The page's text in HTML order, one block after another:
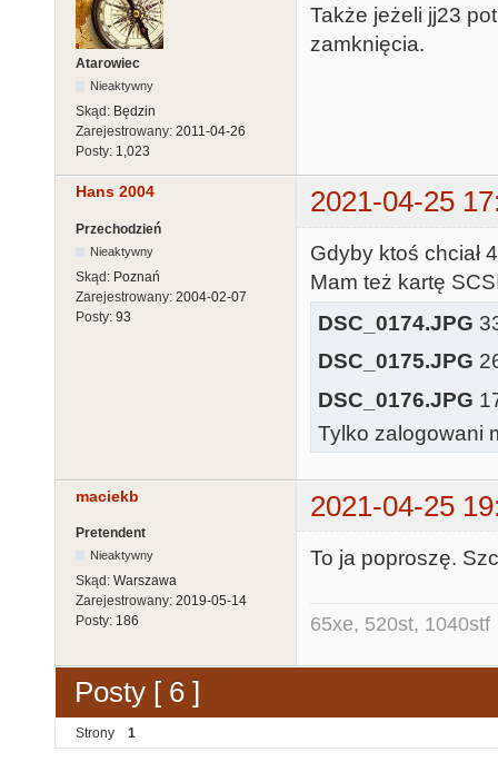
Atarowiec
Nieaktywny
Skąd: Będzin
Zarejestrowany: 2011-04-26
Posty: 1,023
Także jeżeli jj23
zamknięcia.
Hans 2004 2021-04-25
Przechodzień
Nieaktywny
Skąd: Poznań
Zarejestrowany: 2004-02-07
Posty: 93
Gdyby ktoś chciał
Mam też kartę
DSC_0174.JPG
DSC_0175.JPG
DSC_0176.JPG
Tylko zalogowani
maciekb 2021-04-25
Pretendent
Nieaktywny
Skąd: Warszawa
Zarejestrowany: 2019-05-14
Posty: 186
To ja poproszę.
65xe, 520st, 1040stf
Posty [ 6 ]
Strony 1